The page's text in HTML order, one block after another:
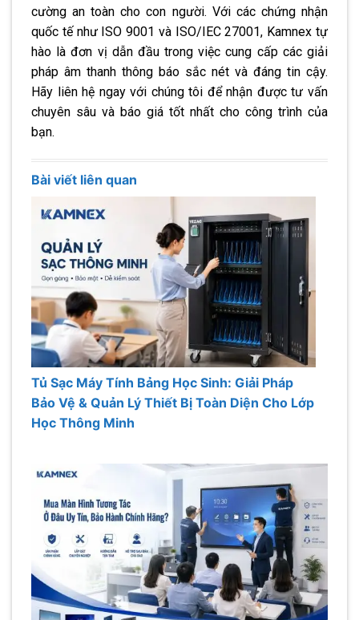
cường an toàn cho con người. Với các chứng nhận
quốc tế như ISO 9001 và ISO/IEC 27001, Kamnex tự
hào là đơn vị dẫn đầu trong việc cung cấp các giải
pháp âm thanh thông báo sắc nét và đáng tin cậy.
Hãy liên hệ ngay với chúng tôi để nhận được tư vấn
chuyên sâu và báo giá tốt nhất cho công trình của
bạn.
Bài viết liên quan
Tủ Sạc Máy Tính Bảng Học Sinh: Giải Pháp
Bảo Vệ & Quản Lý Thiết Bị Toàn Diện Cho Lớp
Học Thông Minh